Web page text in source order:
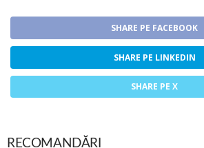
SHARE PE FACEBOOK
SHARE PE LINKEDIN
SHARE PE X
RECOMANDĂRI